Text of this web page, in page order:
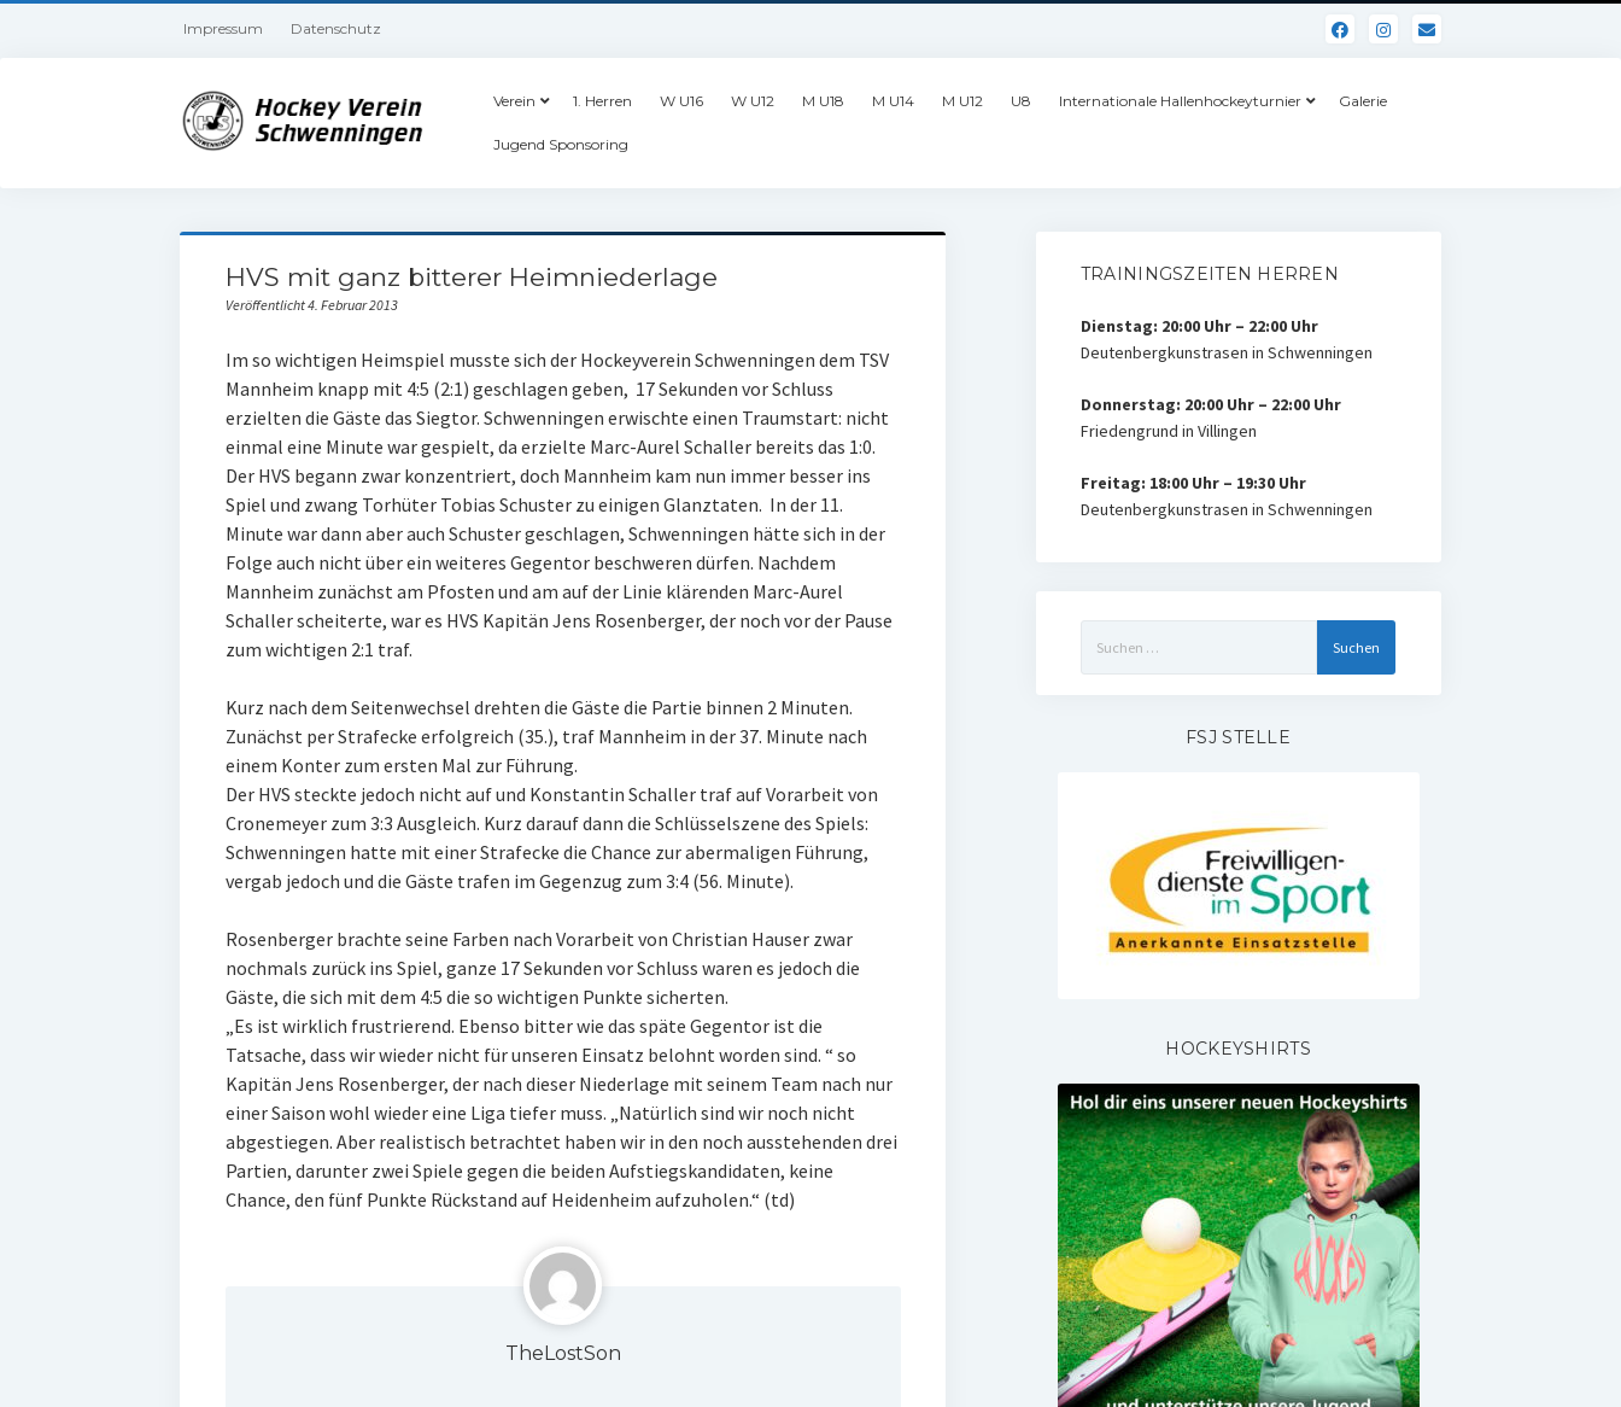
Impressum Datenschutz
Verein 1. Herren W U16 W U12 M U18 M U14 M U12 U8 Internationale Hallenhockeyturnier Galerie
Jugend Sponsoring
HVS mit ganz bitterer Heimniederlage
Veröffentlicht 4. Februar 2013
Im so wichtigen Heimspiel musste sich der Hockeyverein Schwenningen dem TSV
Mannheim knapp mit 4:5 (2:1) geschlagen geben, 17 Sekunden vor Schluss
erzielten die Gäste das Siegtor. Schwenningen erwischte einen Traumstart: nicht
einmal eine Minute war gespielt, da erzielte Marc-Aurel Schaller bereits das 1:0.
Der HVS begann zwar konzentriert, doch Mannheim kam nun immer besser ins
Spiel und zwang Torhüter Tobias Schuster zu einigen Glanztaten. In der 11.
Minute war dann aber auch Schuster geschlagen, Schwenningen hätte sich in der
Folge auch nicht über ein weiteres Gegentor beschweren dürfen. Nachdem
Mannheim zunächst am Pfosten und am auf der Linie klärenden Marc-Aurel
Schaller scheiterte, war es HVS Kapitän Jens Rosenberger, der noch vor der Pause
zum wichtigen 2:1 traf.
Kurz nach dem Seitenwechsel drehten die Gäste die Partie binnen 2 Minuten.
Zunächst per Strafecke erfolgreich (35.), traf Mannheim in der 37. Minute nach
einem Konter zum ersten Mal zur Führung.
Der HVS steckte jedoch nicht auf und Konstantin Schaller traf auf Vorarbeit von
Cronemeyer zum 3:3 Ausgleich. Kurz darauf dann die Schlüsselszene des Spiels:
Schwenningen hatte mit einer Strafecke die Chance zur abermaligen Führung,
vergab jedoch und die Gäste trafen im Gegenzug zum 3:4 (56. Minute).
Rosenberger brachte seine Farben nach Vorarbeit von Christian Hauser zwar
nochmals zurück ins Spiel, ganze 17 Sekunden vor Schluss waren es jedoch die
Gäste, die sich mit dem 4:5 die so wichtigen Punkte sicherten.
„Es ist wirklich frustrierend. Ebenso bitter wie das späte Gegentor ist die
Tatsache, dass wir wieder nicht für unseren Einsatz belohnt worden sind. “ so
Kapitän Jens Rosenberger, der nach dieser Niederlage mit seinem Team nach nur
einer Saison wohl wieder eine Liga tiefer muss. „Natürlich sind wir noch nicht
abgestiegen. Aber realistisch betrachtet haben wir in den noch ausstehenden drei
Partien, darunter zwei Spiele gegen die beiden Aufstiegskandidaten, keine
Chance, den fünf Punkte Rückstand auf Heidenheim aufzuholen.“ (td)
TheLostSon
TRAININGSZEITEN HERREN
Dienstag: 20:00 Uhr – 22:00 Uhr
Deutenbergkunstrasen in Schwenningen
Donnerstag: 20:00 Uhr – 22:00 Uhr
Friedengrund in Villingen
Freitag: 18:00 Uhr – 19:30 Uhr
Deutenbergkunstrasen in Schwenningen
nach:
FSJ STELLE
HOCKEYSHIRTS